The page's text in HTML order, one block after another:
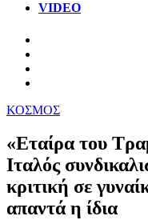
VIDEO
ΚΟΣΜΟΣ
«Εταίρα του
Ιταλός
κριτική σε
απαντά η ίδια